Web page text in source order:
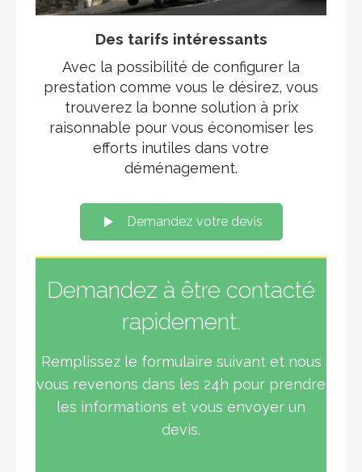
Des tarifs intéressants
Avec la possibilité de configurer la
prestation comme vous le désirez, vous
trouverez la bonne solution à prix
raisonnable pour vous économiser les
efforts inutiles dans votre
déménagement.
Demandez votre devis
Demandez à être contacté
rapidement.
Remplissez le formulaire suivant et nous
vous revenons dans les 24h pour prendre
les informations et vous envoyer un
devis.